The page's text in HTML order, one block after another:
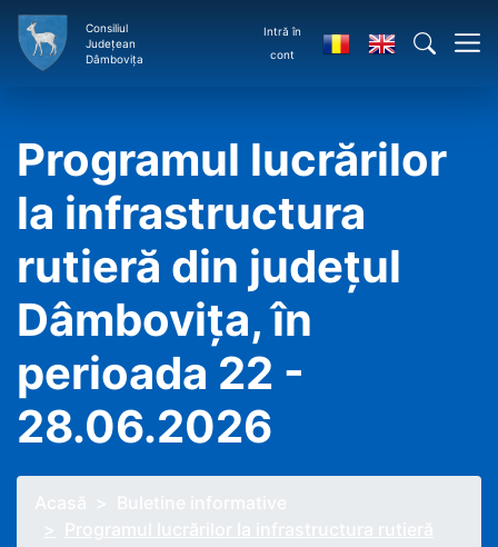
Consiliul
Județean
Dâmbovița
Intră în
cont
Programul lucrărilor
la infrastructura
rutieră din județul
Dâmbovița, în
perioada 22 -
28.06.2026